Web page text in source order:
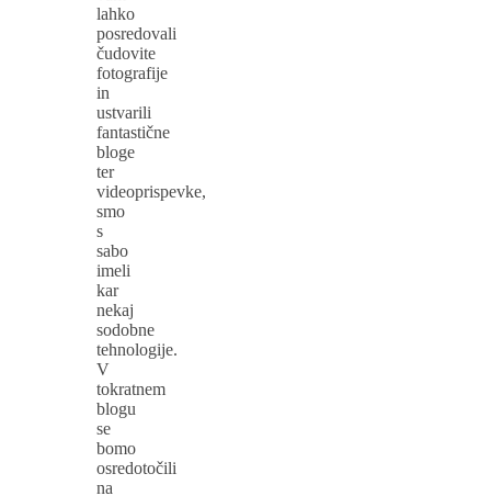
lahko
posredovali
čudovite
fotografije
in
ustvarili
fantastične
bloge
ter
videoprispevke,
smo
s
sabo
imeli
kar
nekaj
sodobne
tehnologije.
V
tokratnem
blogu
se
bomo
osredotočili
na